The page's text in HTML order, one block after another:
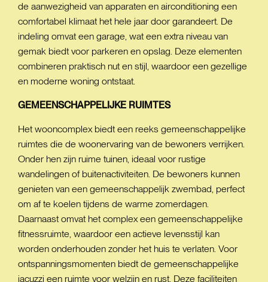
de aanwezigheid van apparaten en airconditioning een
comfortabel klimaat het hele jaar door garandeert. De
indeling omvat een garage, wat een extra niveau van
gemak biedt voor parkeren en opslag. Deze elementen
combineren praktisch nut en stijl, waardoor een gezellige
en moderne woning ontstaat.
GEMEENSCHAPPELIJKE RUIMTES
Het wooncomplex biedt een reeks gemeenschappelijke
ruimtes die de woonervaring van de bewoners verrijken.
Onder hen zijn ruime tuinen, ideaal voor rustige
wandelingen of buitenactiviteiten. De bewoners kunnen
genieten van een gemeenschappelijk zwembad, perfect
om af te koelen tijdens de warme zomerdagen.
Daarnaast omvat het complex een gemeenschappelijke
fitnessruimte, waardoor een actieve levensstijl kan
worden onderhouden zonder het huis te verlaten. Voor
ontspanningsmomenten biedt de gemeenschappelijke
jacuzzi een ruimte voor welzijn en rust. Deze faciliteiten